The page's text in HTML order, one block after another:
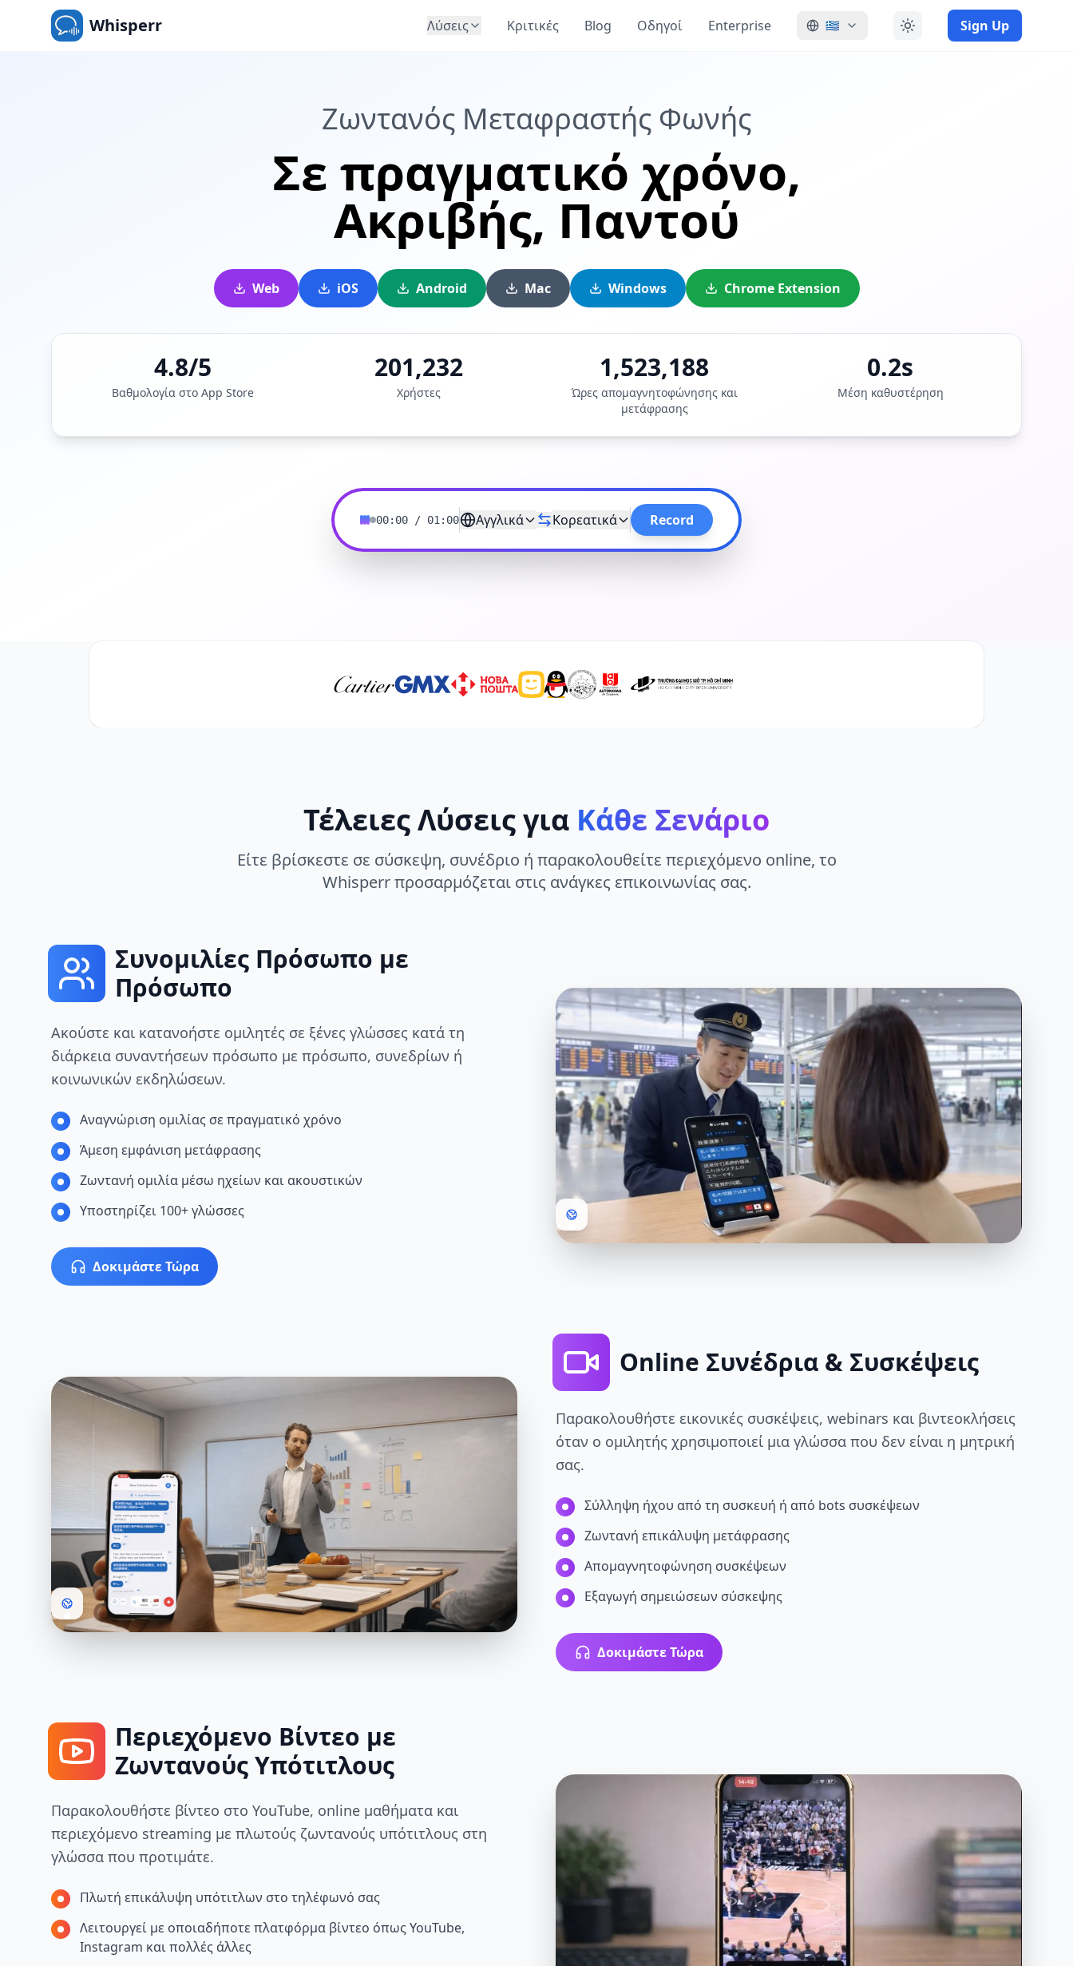
Whisperr Λύσεις Κριτικές Blog Οδηγοί Enterprise 🇬🇷 Sign Up
Ζωντανός Μεταφραστής Φωνής
Σε πραγματικό χρόνο,
Ακριβής, Παντού
Web iOS Android Mac Windows Chrome Extension
4.8/5
Βαθμολογία στο App Store
201,232
Χρήστες
1,523,188
Ώρες απομαγνητοφώνησης και
μετάφρασης
0.2s
Μέση καθυστέρηση
00:00 / 01:00 Αγγλικά Κορεατικά Record
Τέλειες Λύσεις για Κάθε Σενάριο
Είτε βρίσκεστε σε σύσκεψη, συνέδριο ή παρακολουθείτε περιεχόμενο online, το
Whisperr προσαρμόζεται στις ανάγκες επικοινωνίας σας.
Συνομιλίες Πρόσωπο με
Πρόσωπο
Ακούστε και κατανοήστε ομιλητές σε ξένες γλώσσες κατά τη
διάρκεια συναντήσεων πρόσωπο με πρόσωπο, συνεδρίων ή
κοινωνικών εκδηλώσεων.
Αναγνώριση ομιλίας σε πραγματικό χρόνο
Άμεση εμφάνιση μετάφρασης
Ζωντανή ομιλία μέσω ηχείων και ακουστικών
Υποστηρίζει 100+ γλώσσες
Δοκιμάστε Τώρα
Online Συνέδρια & Συσκέψεις
Παρακολουθήστε εικονικές συσκέψεις, webinars και βιντεοκλήσεις
όταν ο ομιλητής χρησιμοποιεί μια γλώσσα που δεν είναι η μητρική
σας.
Σύλληψη ήχου από τη συσκευή ή από bots συσκέψεων
Ζωντανή επικάλυψη μετάφρασης
Απομαγνητοφώνηση συσκέψεων
Εξαγωγή σημειώσεων σύσκεψης
Δοκιμάστε Τώρα
Περιεχόμενο Βίντεο με
Ζωντανούς Υπότιτλους
Παρακολουθήστε βίντεο στο YouTube, online μαθήματα και
περιεχόμενο streaming με πλωτούς ζωντανούς υπότιτλους στη
γλώσσα που προτιμάτε.
Πλωτή επικάλυψη υπότιτλων στο τηλέφωνό σας
Λειτουργεί με οποιαδήποτε πλατφόρμα βίντεο όπως YouTube,
Instagram και πολλές άλλες